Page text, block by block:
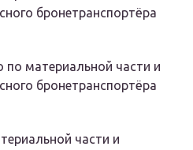
бронетранспортёра
по материальной части и
бронетранспортёра
части и